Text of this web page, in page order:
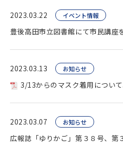
2023.03.22 イベント情報
豊後高田市立図書館にて市民講座
2023.03.13 お知らせ
3/13からのマスク着用について
2023.03.07 お知らせ
広報誌「ゆりかご」第３８号、第